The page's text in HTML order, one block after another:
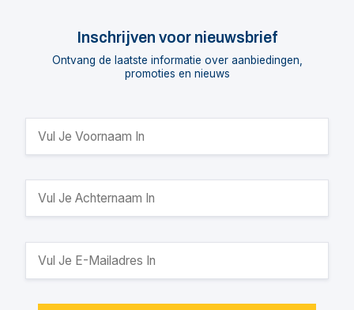
Inschrijven voor nieuwsbrief
Ontvang de laatste informatie over aanbiedingen,
promoties en nieuws